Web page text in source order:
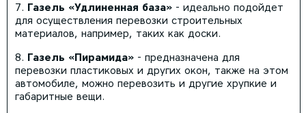
Газель «Удлиненная база»- идеально подойдет
для осуществления перевозки строительных
материалов, например, таких как доски.
Газель «Пирамида»- предназначена для
перевозки пластиковых и других окон, также на этом
автомобиле, можно перевозить и другие хрупкие и
габаритные вещи.